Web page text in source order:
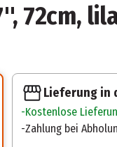
72cm,
Lieferung in
Kostenlose
Zahlung bei